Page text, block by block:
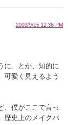
2009/9/15 12:36 PM
に、とか、知的に
可愛く見えるよう
、僕がここで言っ
歴史上のメイクパ